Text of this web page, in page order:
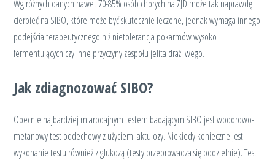
Wg różnych danych nawet 70-85% osób chorych na ZJD może tak naprawdę
cierpieć na SIBO, które może być skutecznie leczone, jednak wymaga innego
podejścia terapeutycznego niż nietolerancja pokarmów wysoko
fermentujących czy inne przyczyny zespołu jelita drażliwego.
Jak zdiagnozować SIBO?
Obecnie najbardziej miarodajnym testem badającym SIBO jest wodorowo-
metanowy test oddechowy z użyciem laktulozy. Niekiedy konieczne jest
wykonanie testu również z glukozą (testy przeprowadza się oddzielnie). Test